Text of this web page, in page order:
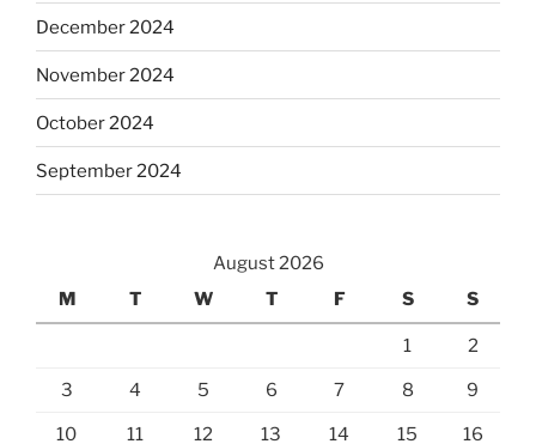
December 2024
November 2024
October 2024
September 2024
August 2026
M
T W T F S S
1 2
3 4 5 6 7 8 9
10 11 12 13 14 15 16